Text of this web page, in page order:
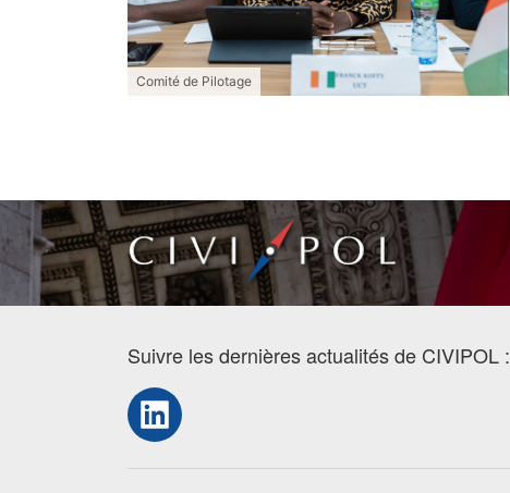
Comité de Pilotage
Suivre les dernières actualités de CIVIPOL :
LinkedIn